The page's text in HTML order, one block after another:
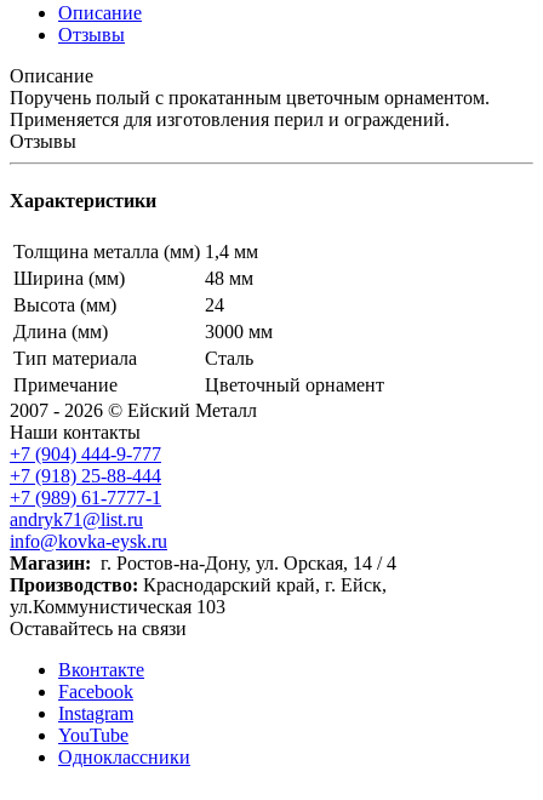
Описание
Отзывы
Описание
Поручень полый с прокатанным цветочным орнаментом.
Применяется для изготовления перил и ограждений.
Отзывы
Характеристики
Толщина металла (мм) 1,4 мм
Ширина (мм)
48 мм
Высота (мм)
24
Длина (мм)
3000 мм
Тип материала
Сталь
Примечание
Цветочный орнамент
2007 - 2026 © Ейский Металл
Наши контакты
+7 (904) 444-9-777
+7 (918) 25-88-444
+7 (989) 61-7777-1
andryk71@list.ru
info@kovka-eysk.ru
Магазин: г. Ростов-на-Дону, ул. Орская, 14 / 4
Производство: Краснодарский край, г. Ейск,
ул.Коммунистическая 103
Оставайтесь на связи
Вконтакте
Facebook
Instagram
YouTube
Одноклассники